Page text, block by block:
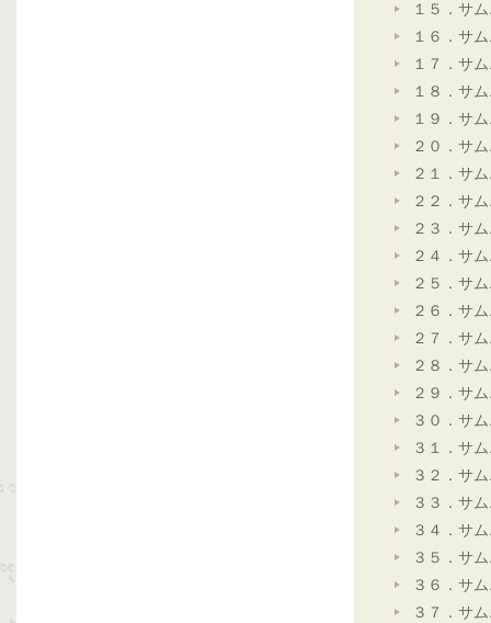
１５．サ
１６．サ
１７．サ
１８．サ
１９．サ
２０．サ
２１．サ
２２．サ
２３．サ
２４．サ
２５．サ
２６．サ
２７．サ
２８．サ
２９．サ
３０．サ
３１．サ
３２．サ
３３．サ
３４．サ
３５．サ
３６．サ
３７．サ